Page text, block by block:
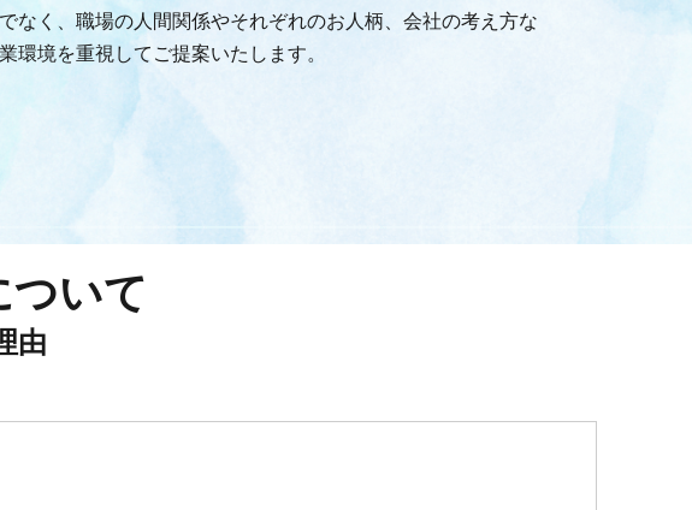
なく、職場の人間関係やそれぞれのお人柄、会社の考え方な
環境を重視してご提案いたします。
ついて
由